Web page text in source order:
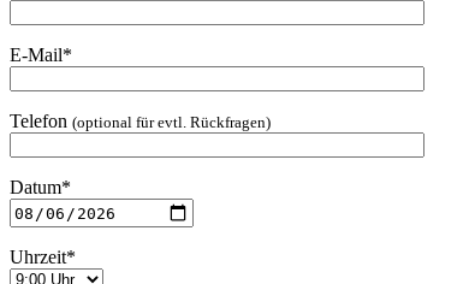
E-Mail*
Telefon (optional für evtl. Rückfragen)
Datum*
Uhrzeit*